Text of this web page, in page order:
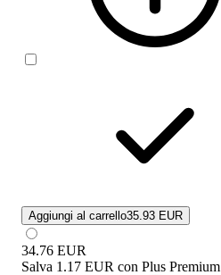
Aggiungi al carrello35.93 EUR
34.76 EUR
Salva 1.17 EUR con Plus Premium